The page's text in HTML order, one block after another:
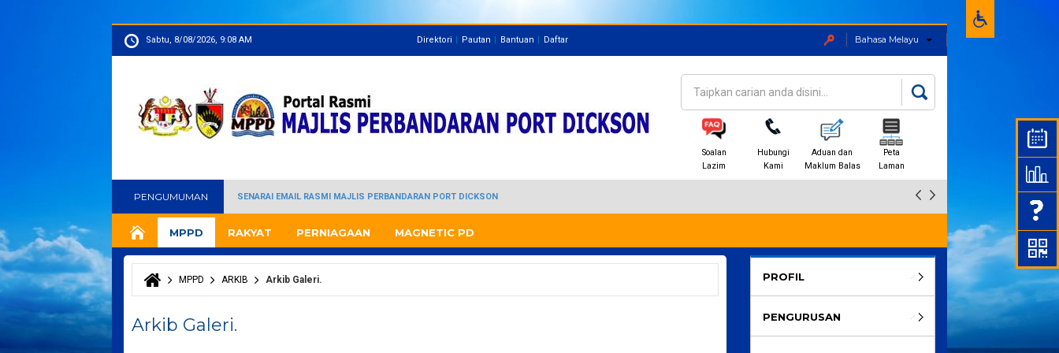
Sabtu, 8/08/2026, 9:08 AM Direktori Pautan Bantuan Daftar Bahasa Melayu
Soalan
Lazim
Hubungi
Kami
Aduan dan
Maklum Balas
Peta
Laman
Borang carian
Carian
PENGUMUMAN SENARAI EMAIL RASMI MAJLIS PERBANDARAN PORT DICKSON
MPPD RAKYAT PERNIAGAAN MAGNETIC PD
Anda di sini
MPPD ARKIB Arkib Galeri.
Arkib Galeri.
PROFIL
PENGURUSAN